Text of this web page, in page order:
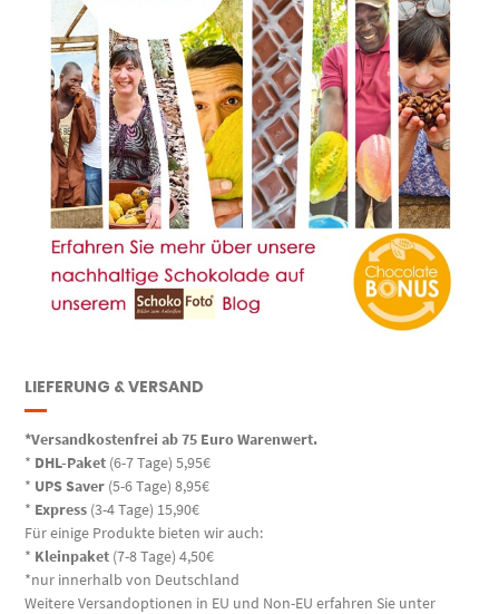
LIEFERUNG & VERSAND
*Versandkostenfrei ab 75 Euro Warenwert.
* DHL-Paket (6-7 Tage) 5,95€
* UPS Saver (5-6 Tage) 8,95€
* Express (3-4 Tage) 15,90€
Für einige Produkte bieten wir auch:
* Kleinpaket (7-8 Tage) 4,50€
*nur innerhalb von Deutschland
Weitere Versandoptionen in EU und Non-EU erfahren Sie unter